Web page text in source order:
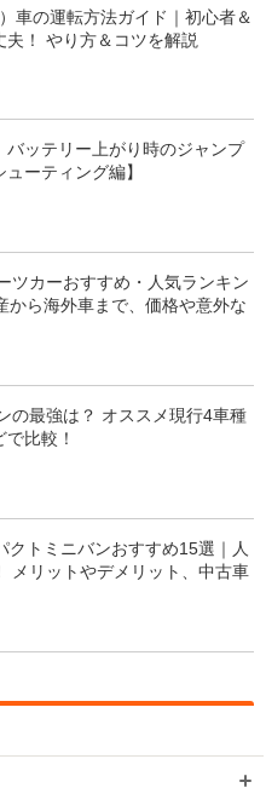
車の運転方法ガイド｜初心者＆
夫！ やり方＆コツを解説
ッテリー上がり時のジャンプ
ーティング編】
ツカーおすすめ・人気ランキン
から海外車まで、価格や意外な
の最強は？ オススメ現行4車種
比較！
クトミニバンおすすめ15選｜人
メリットやデメリット、中古車